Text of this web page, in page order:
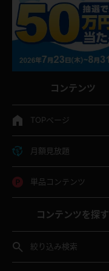
コンテンツ
TOPページ
月額見放題
単品コンテンツ
コンテンツを探す
絞り込み検索